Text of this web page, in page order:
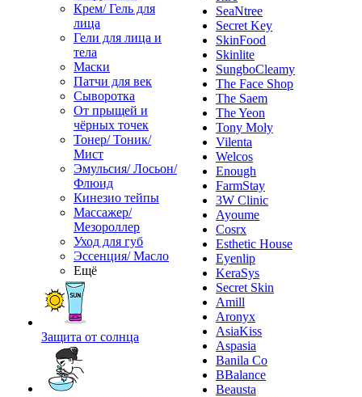
Крем/ Гель для
лица
Гели для лица и
тела
Маски
Патчи для век
Сыворотка
От прыщей и
чёрных точек
Тонер/ Тоник/
Мист
Эмульсия/ Лосьон/
Флюид
Кинезио тейпы
Массажер/
Мезороллер
Уход для губ
Эссенция/ Масло
Ещё
Защита от солнца
SeaNtree
Secret Key
SkinFood
Skinlite
SungboCleamy
The Face Shop
The Saem
The Yeon
Tony Moly
Vilenta
Welcos
Enough
FarmStay
3W Clinic
Ayoume
Cosrx
Esthetic House
Eyenlip
KeraSys
Secret Skin
Amill
Aronyx
AsiaKiss
Aspasia
Banila Co
BBalance
Beausta